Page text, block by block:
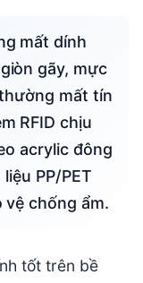
gãy, mực
mất tín
RFID chịu
acrylic đông
PP/PET
vệ chống ẩm.
tốt trên bề